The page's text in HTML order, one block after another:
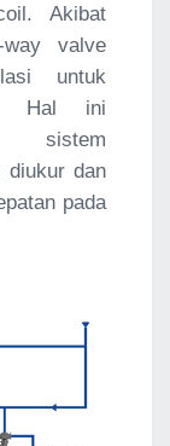
Akibat
way valve
untuk
Hal ini
sistem
diukur dan
pada